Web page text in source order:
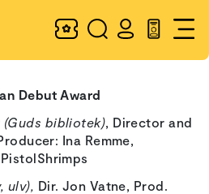
Debut Award
(Guds bibliotek), Director and
Ina Remme,
ulv), Dir. Jon Vatne, Prod.